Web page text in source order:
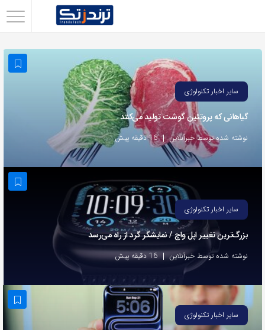
استفاده
روش‌های
زیر
این
دوستان
خود
اشتراک
بگذارید.
سایر اخبار تکنولوژی
گیاهانی که پروتئین گوشت تولید می‌کنند
نوشته شده توسط خبرآنلاین 16 دقیقه پیش
سایر اخبار تکنولوژی
بزرگ‌ترین تغییر اپل واچ / نمایشگر گرد از راه می‌رسد
نوشته شده توسط خبرآنلاین 16 دقیقه پیش
سایر اخبار تکنولوژی